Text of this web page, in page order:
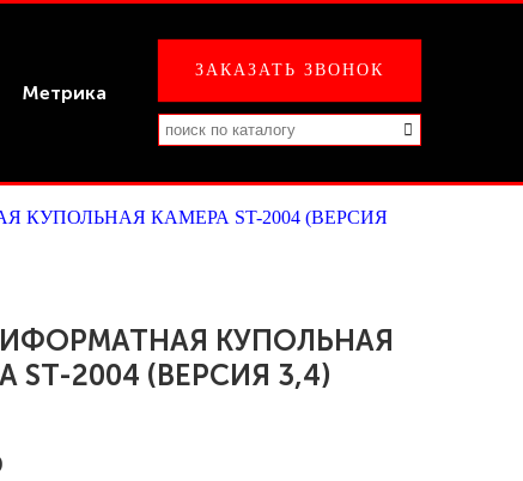
Метрика
ЗАКАЗАТЬ ЗВОНОК
КУПОЛЬНАЯ КАМЕРА ST-2004 (ВЕРСИЯ
КУПОЛЬНАЯ
ST-2004 (ВЕРСИЯ 3,4)